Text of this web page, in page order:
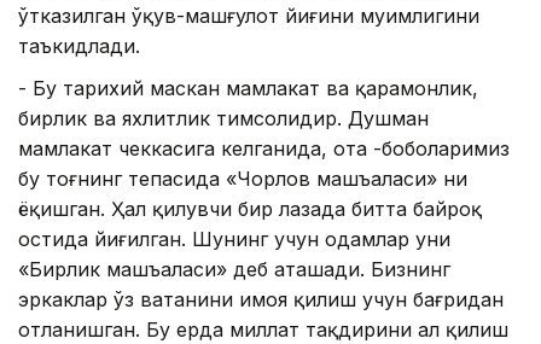
ўтказилган ўқув-машғулот йиғини муҳимлигини
таъкидлади.
- Бу тарихий маскан мамлакат ва қаҳрамонлик,
бирлик ва яхлитлик тимсолидир. Душман
мамлакат чеккасига келганида, ота -боболаримиз
бу тоғнинг тепасида «Чорлов машъаласи» ни
ёқишган. Ҳал қилувчи бир лаҳзада битта байроқ
остида йиғилган. Шунинг учун одамлар уни
«Бирлик машъаласи» деб аташади. Бизнинг
эркаклар ўз ватанини ҳимоя қилиш учун бағридан
отланишган. Бу ерда миллат тақдирини ҳал қилиш